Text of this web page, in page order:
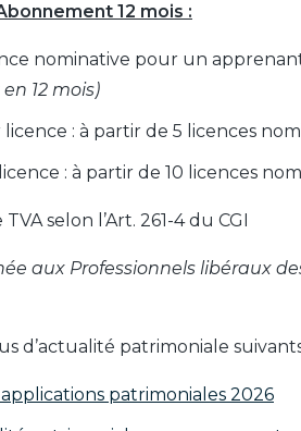
12 mois :
nominative pour un
12 mois)
: à partir de 5 licences
: à partir de 10 licences
selon l’Art. 261-4 du CGI
aux Professionnels libéraux
d’actualité patrimoniale
patrimoniales 2026